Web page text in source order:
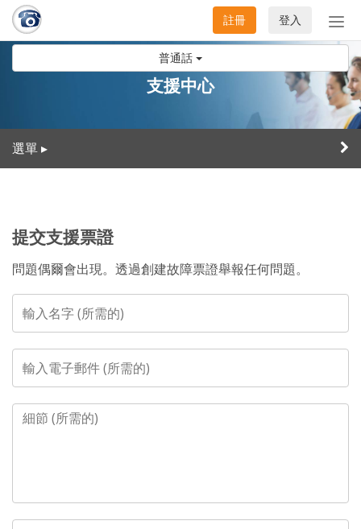
普通話
切
換
航
登入
註冊
支援中心
選單 ▸
提交支援票證
問題偶爾會出現。透過創建故障票證舉報任何問題。